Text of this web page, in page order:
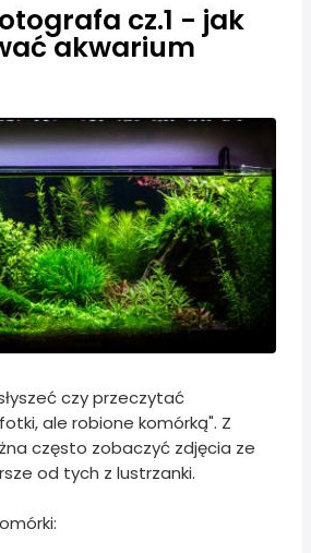
cz.1 - jak
akwarium
czy przeczytać
ale robione komórką". Z
często zobaczyć zdjęcia ze
od tych z lustrzanki.